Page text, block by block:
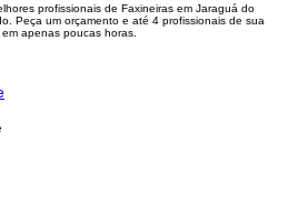
profissionais de Faxineiras em Jaraguá do
Peça um orçamento e até 4 profissionais de sua
apenas poucas horas.